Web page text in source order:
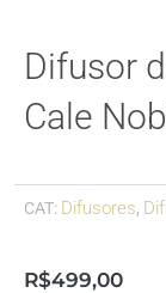
Difusor
Cale
CAT: Difusores,
R$499,00